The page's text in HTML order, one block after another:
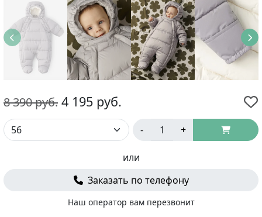
8 390руб. 4 195 руб.
- +
или
Заказать по телефону
Наш оператор вам перезвонит